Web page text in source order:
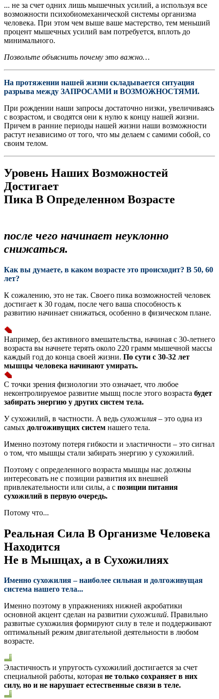
... не за счет одних лишь мышечных усилий, а используя все
возможности психобиомеханической системы организма
человека. При этом чем выше ваше мастерство, тем меньший
процент мышечных усилий вам потребуется, вплоть до
минимального.
Позвольте объяснить почему это важно…
На протяжении нашей жизни складывается ситуация
разрыва между ЗАПРОСАМИ и ВОЗМОЖНОСТЯМИ.
При рождении наши запросы достаточно низки, увеличиваясь
с возрастом, и сводятся они к нулю к концу нашей жизни.
Причем в ранние периоды нашей жизни наши возможности
растут независимо от того, что мы делаем с самими собой, со
своим телом.
Уровень Наших Возможностей
Достигает
Пика В Определенном Возрасте
после чего начинает неуклонно
снижаться.
Как вы думаете, в каком возрасте это происходит? В 50, 60
лет?
К сожалению, это не так. Своего пика возможностей человек
достигает к 30 годам, после чего ваша способность к
развитию начинает снижаться, особенно в физическом плане.
Например, без активного вмешательства, начиная с 30-летнего
возраста вы начнете терять около 220 грамм мышечной массы
каждый год до конца своей жизни. По сути с 30-32 лет
мышцы человека начинают умирать.
С точки зрения физиологии это означает, что любое
неконтролируемое развитие мышц после этого возраста будет
забирать энергию у других систем тела.
У сухожилий, в частности. А ведь сухожилия – это одна из
самых долгоживущих систем нашего тела.
Именно поэтому потеря гибкости и эластичности – это сигнал
о том, что мышцы стали забирать энергию у сухожилий.
Поэтому с определенного возраста мышцы нас должны
интересовать не с позиции развития их внешней
привлекательности или силы, а с позиции питания
сухожилий в первую очередь.
Потому что...
Реальная Сила В Организме Человека
Находится
Не в Мышцах, а в Сухожилиях
Именно сухожилия – наиболее сильная и долгоживущая
система нашего тела...
Именно поэтому в упражнениях нижней акробатики
основной акцент сделан на развитии сухожилий. Правильно
развитые сухожилия формируют силу в теле и поддерживают
оптимальный режим двигательной деятельности в любом
возрасте.
Эластичность и упругость сухожилий достигается за счет
специальной работы, которая не только сохраняет в них
силу, но и не нарушает естественные связи в теле.